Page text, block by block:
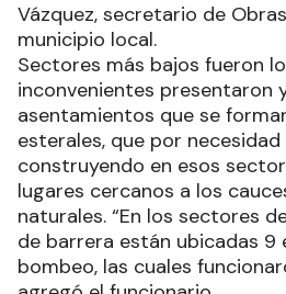
Vázquez, secretario de
municipio local.
Sectores más bajos fueron
inconvenientes presentaron
asentamientos que se
esterales, que por
construyendo en esos
lugares cercanos a los
naturales. “En los sectores
de barrera están ubicadas 9
bombeo, las cuales